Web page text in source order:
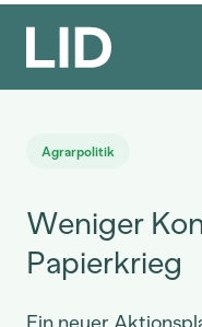
Agrarpolitik
Weniger
Papierkrieg